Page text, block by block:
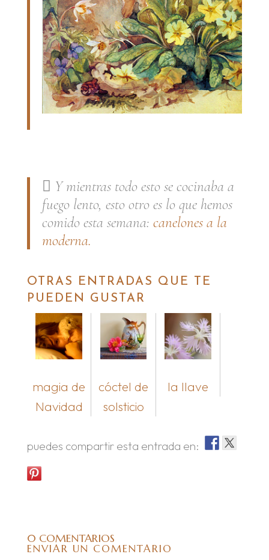
 Y mientras todo esto se cocinaba a
fuego lento, esto otro es lo que hemos
comido esta semana: canelones a la
moderna.
OTRAS ENTRADAS QUE TE
PUEDEN GUSTAR
magia de
Navidad
cóctel de
solsticio
la llave
puedes compartir esta entrada en:
0 COMENTARIOS
ENVIAR UN COMENTARIO